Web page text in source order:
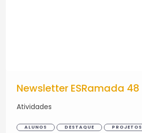
Newsletter ESRamada 48
Atividades
ALUNOS DESTAQUE PROJETOS